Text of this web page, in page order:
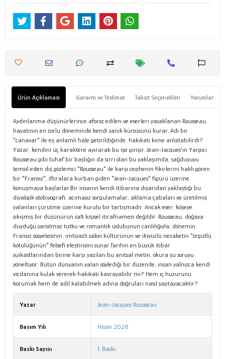
Ürün Açıklaması Garanti ve Teslimat Taksit Seçenekleri Yorumlar
Aydınlanma düşünürlerince aforoz edilen ve eserleri yasaklanan Rousseau,
hayatının en zorlu döneminde kendi sanık kürsüsünü kurar. Adı bir
"canavar" ile eş anlamlı hâle getirildiğinde, hakikati kime anlatabilirdi?
Yazar, kendini üç karaktere ayırarak bu işe girişir. Jean-Jacques’ın Yargıcı
Rousseau gibi tuhaf bir başlığın da sırrı olan bu yaklaşımda, sağduyuyu
temsil eden dış gözlemci "Rousseau" ile karşı cephenin fikirlerini haklı gören
bir "Fransız", iftiralara kurban giden "Jean-Jacques" figürü üzerine
konuşmaya başlarlar.Bir insanın kendi itibarına dışarıdan yaklaştığı bu
diyalojik otobiyografi; acımasız sorgulamalar, aklama çabaları ve üretilmiş
yalanları çürütme üzerine kurulu bir tartışmadır. Ancak eser, köşeye
sıkışmış bir düşünürün salt kişisel itirafnamesi değildir. Rousseau, doğaya
duyduğu sarsılmaz tutku ve romantik üslubunun canlılığıyla; dönemin
Fransız sosyetesinin, imtiyazlı salon kültürünün ve ikiyüzlü nezaketin "örgütlü
kötülüğünün" felsefi eleştirisini sunar.Tarihin en büyük itibar
suikastlarından birine karşı yazılan bu anıtsal metin, okura şu soruyu
yöneltiyor: Bütün dünyanın yalan söylediği bir düzende, insan yalnızca kendi
vicdanına kulak vererek hakikati kavrayabilir mi? Hem iç huzurunu
korumak hem de adil kalabilmek adına doğruları nasıl saptayacaktır?
Yazar Jean-Jacques Rousseau
Basım Yılı Nisan 2026
Baskı Sayısı 1. Baskı